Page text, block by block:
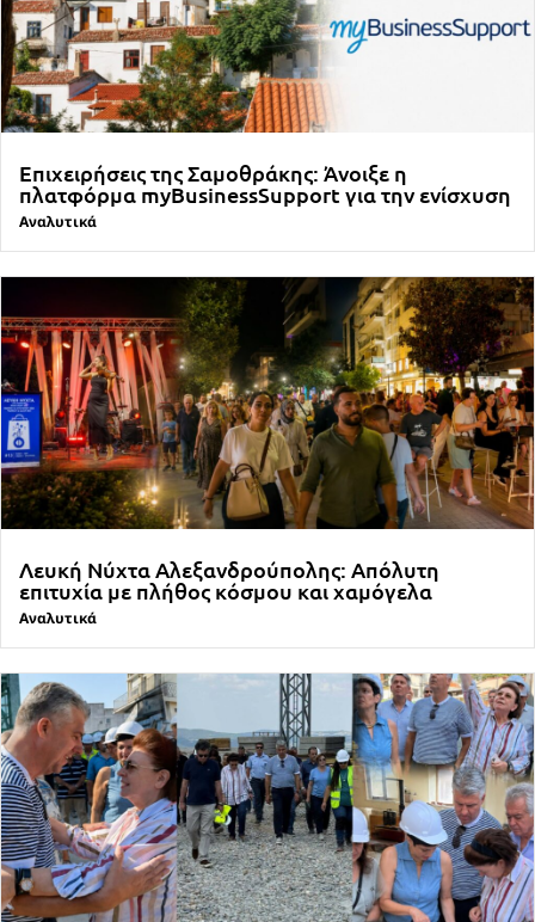
Επιχειρήσεις της Σαμοθράκης: Άνοιξε η
πλατφόρμα myBusinessSupport για την ενίσχυση
Αναλυτικά
Λευκή Νύχτα Αλεξανδρούπολης: Απόλυτη
επιτυχία με πλήθος κόσμου και χαμόγελα
Αναλυτικά